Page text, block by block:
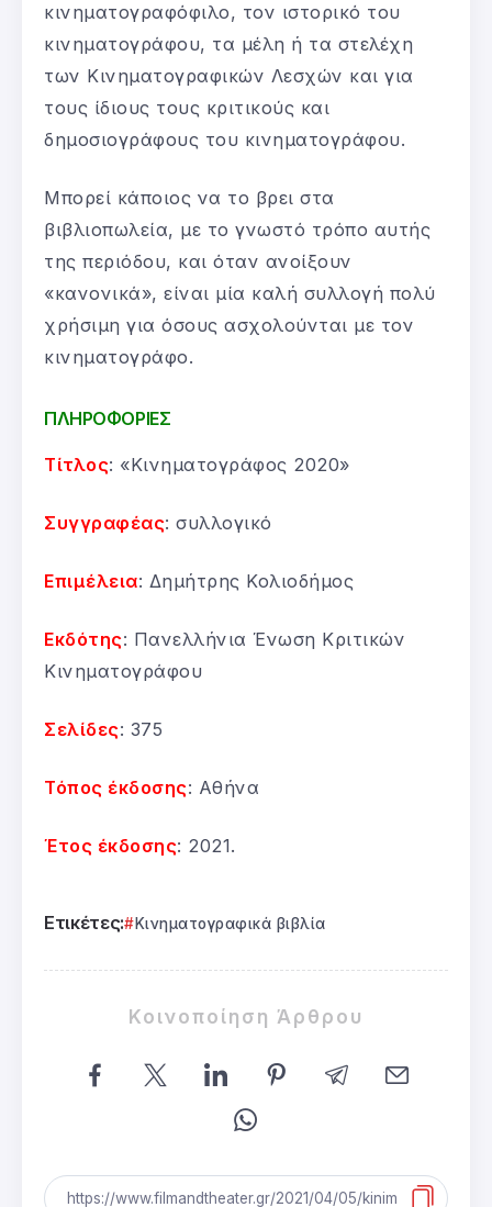
κινηματογραφόφιλο, τον ιστορικό του
κινηματογράφου, τα μέλη ή τα στελέχη
των Κινηματογραφικών Λεσχών και για
τους ίδιους τους κριτικούς και
δημοσιογράφους του κινηματογράφου.
Μπορεί κάποιος να το βρει στα
βιβλιοπωλεία, με το γνωστό τρόπο αυτής
της περιόδου, και όταν ανοίξουν
«κανονικά», είναι μία καλή συλλογή πολύ
χρήσιμη για όσους ασχολούνται με τον
κινηματογράφο.
ΠΛΗΡΟΦΟΡΙΕΣ
Τίτλος: «Κινηματογράφος 2020»
Συγγραφέας: συλλογικό
Επιμέλεια: Δημήτρης Κολιοδήμος
Εκδότης: Πανελλήνια Ένωση Κριτικών
Κινηματογράφου
Σελίδες: 375
Τόπος έκδοσης: Αθήνα
Έτος έκδοσης: 2021.
Ετικέτες: Κινηματογραφικά βιβλία
Κοινοποίηση Άρθρου